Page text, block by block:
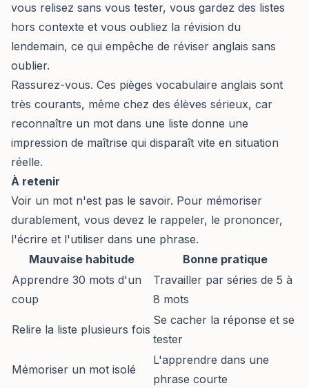
vous relisez sans vous tester, vous gardez des listes
hors contexte et vous oubliez la révision du
lendemain, ce qui empêche de réviser anglais sans
oublier.
Rassurez-vous. Ces pièges vocabulaire anglais sont
très courants, même chez des élèves sérieux, car
reconnaître un mot dans une liste donne une
impression de maîtrise qui disparaît vite en situation
réelle.
À retenir
Voir un mot n'est pas le savoir. Pour mémoriser
durablement, vous devez le rappeler, le prononcer,
l'écrire et l'utiliser dans une phrase.
Mauvaise habitude
Bonne pratique
Apprendre 30 mots d'un
coup
Travailler par séries de 5 à
8 mots
Relire la liste plusieurs fois
Se cacher la réponse et se
tester
Mémoriser un mot isolé
L'apprendre dans une
phrase courte